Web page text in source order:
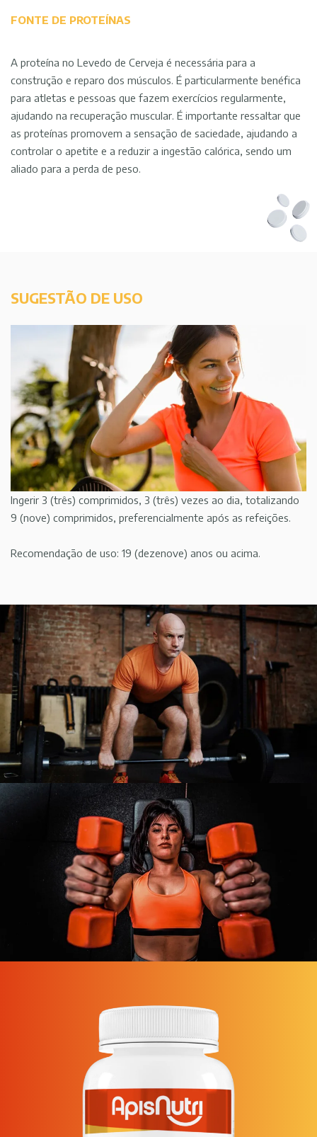
FONTE DE PROTEÍNAS
A proteína no Levedo de Cerveja é necessária para a
construção e reparo dos músculos. É particularmente benéfica
para atletas e pessoas que fazem exercícios regularmente,
ajudando na recuperação muscular. É importante ressaltar que
as proteínas promovem a sensação de saciedade, ajudando a
controlar o apetite e a reduzir a ingestão calórica, sendo um
aliado para a perda de peso.
SUGESTÃO DE USO
Ingerir 3 (três) comprimidos, 3 (três) vezes ao dia, totalizando
9 (nove) comprimidos, preferencialmente após as refeições.
Recomendação de uso: 19 (dezenove) anos ou acima.